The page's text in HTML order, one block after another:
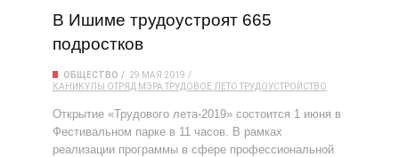
В Ишиме трудоустроят 665
подростков
ОБЩЕСТВО
29 МАЯ 2019
КАНИКУЛЫ ОТРЯД МЭРА ТРУДОВОЕ ЛЕТО ТРУДОУСТРОЙСТВО
Открытие «Трудового лета-2019» состоится 1 июня в
Фестивальном парке в 11 часов. В рамках
реализации программы в сфере профессиональной